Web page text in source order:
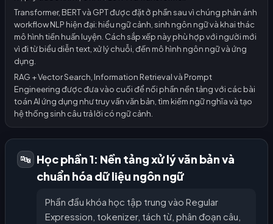
Transformer, BERT và GPT được đặt ở phần sau vì chúng phản ánh
workflow NLP hiện đại: hiểu ngữ cảnh, sinh ngôn ngữ và khai thác
mô hình tiền huấn luyện. Cách sắp xếp này phù hợp với người mới
vì đi từ biểu diễn text, xử lý chuỗi, đến mô hình ngôn ngữ và ứng
dụng.
RAG + Vector Search, Information Retrieval và Prompt
Engineering được đưa vào cuối để nối phần nền tảng với các bài
toán AI ứng dụng như truy vấn văn bản, tìm kiếm ngữ nghĩa và tạo
hệ thống sinh câu trả lời có ngữ cảnh.
🔤 Học phần 1: Nền tảng xử lý văn bản và
chuẩn hóa dữ liệu ngôn ngữ
Phần đầu khóa học tập trung vào Regular
Expression, tokenizer, tách từ, phân đoạn câu,